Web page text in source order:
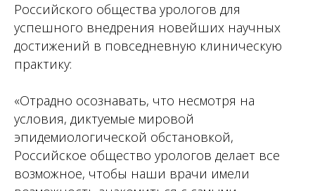
Российского общества урологов для
успешного внедрения новейших научных
достижений в повседневную клиническую
практику:
«Отрадно осознавать, что несмотря на
условия, диктуемые мировой
эпидемиологической обстановкой,
Российское общество урологов делает все
возможное, чтобы наши врачи имели